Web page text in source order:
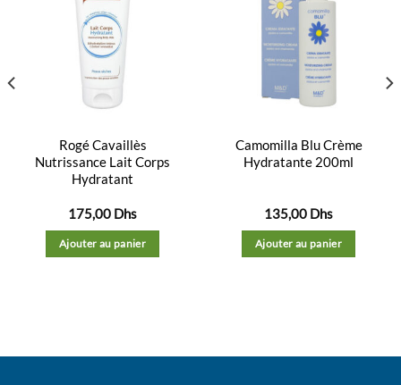
Rogé Cavaillès
Nutrissance Lait Corps
Hydratant
175,00 Dhs
Ajouter au panier
Camomilla Blu Crème
Hydratante 200ml
135,00 Dhs
Ajouter au panier